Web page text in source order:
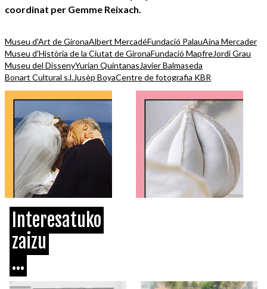
coordinat per Gemme Reixach.
Museu d'Art de GironaAlbert MercadéFundació PalauAina Mercader
Museu d'Història de la Ciutat de GironaFundació MapfreJordi Grau
Museu del DissenyYurian QuintanasJavier Balmaseda
Bonart Cultural s.l.Jusèp BoyaCentre de fotografia KBR
Interesatuko
zaizu
...